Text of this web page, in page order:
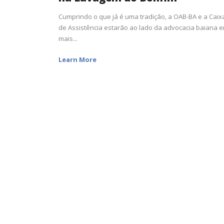
Cumprindo o que já é uma tradição, a OAB-BA e a
de Assistência estarão ao lado da advocacia baiana
mais...
Learn More